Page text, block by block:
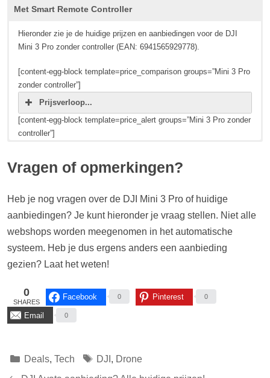
Met Smart Remote Controller
Hieronder zie je de huidige prijzen en aanbiedingen voor de DJI
Mini 3 Pro zonder controller (EAN: 6941565929778).
[content-egg-block template=price_comparison groups=”Mini 3 Pro
zonder controller”]
Prijsverloop...
[content-egg-block template=price_alert groups=”Mini 3 Pro zonder
controller”]
Mini 3 Pro met RC-N1 (EAN: 6941565929402).
met RC-N1″]
Prijsverloop...
[content-egg-block template=price_alert groups=”Mini 3 Pro met
RC-N1″]
Mini 3 Pro met Smart Remote Controller (EAN: 6941565929419).
met Smart Remote Controller”]
Prijsverloop...
[content-egg-block template=price_alert groups=”Mini 3 Pro met
Smart Remote Controller”]
Vragen of opmerkingen?
Heb je nog vragen over de DJI Mini 3 Pro of huidige
aanbiedingen? Je kunt hieronder je vraag stellen. Niet alle
webshops worden meegenomen in het automatische
systeem. Heb je dus ergens anders een aanbieding
gezien? Laat het weten!
0
SHARES
Facebook 0 Pinterest 0
Email 0
Categorieën
Deals, Tech Tags
DJI , Drone